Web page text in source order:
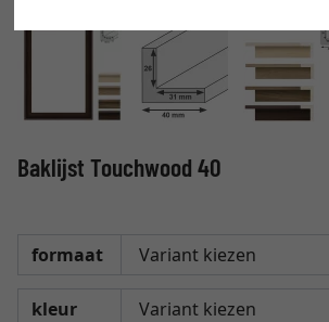
Baklijst Touchwood 40
formaat
kleur